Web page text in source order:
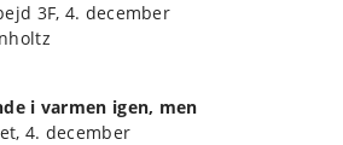
3F, 4. december
i varmen igen, men
4. december